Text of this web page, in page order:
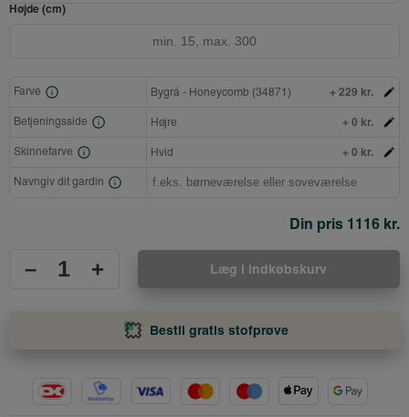
Højde (cm)
Farve Bygrå - Honeycomb (34871) + 229 kr.
Betjeningsside Højre + 0 kr.
Skinnefarve Hvid + 0 kr.
Navngiv dit gardin
Din pris 1116 kr.
– + Læg i indkøbskurv
Bestil gratis stofprøve